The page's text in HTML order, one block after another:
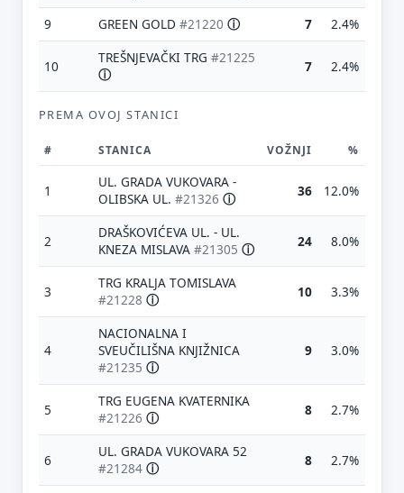
9 GREEN GOLD #21220 ⓘ 7 2.4%
10
TREŠNJEVAČKI TRG #21225
ⓘ
7 2.4%
PREMA OVOJ STANICI
# STANICA VOŽNJI %
1
UL. GRADA VUKOVARA -
OLIBSKA UL. #21326 ⓘ 36 12.0%
2
DRAŠKOVIĆEVA UL. - UL.
KNEZA MISLAVA #21305 ⓘ 24 8.0%
3
TRG KRALJA TOMISLAVA
#21228 ⓘ 10 3.3%
4
NACIONALNA I
SVEUČILIŠNA KNJIŽNICA
#21235 ⓘ
9 3.0%
5
TRG EUGENA KVATERNIKA
#21226 ⓘ 8 2.7%
6
UL. GRADA VUKOVARA 52
#21284 ⓘ 8 2.7%